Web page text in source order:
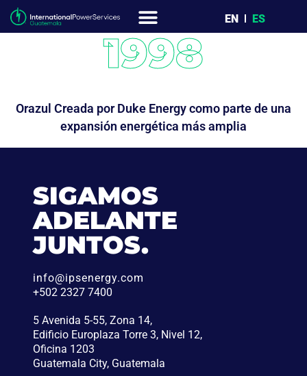
EN ES
1998
Orazul Creada por Duke Energy como parte de una
expansión energética más amplia
SIGAMOS
ADELANTE
JUNTOS.
info@ipsenergy.com
+502 2327 7400
5 Avenida 5-55, Zona 14,
Edificio Europlaza Torre 3, Nivel 12,
Oficina 1203
Guatemala City, Guatemala